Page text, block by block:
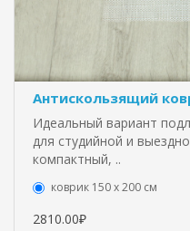
Антискользящий
Идеальный вариант
для студийной и
компактный, ..
коврик 150 х 200 см
2810.00₽